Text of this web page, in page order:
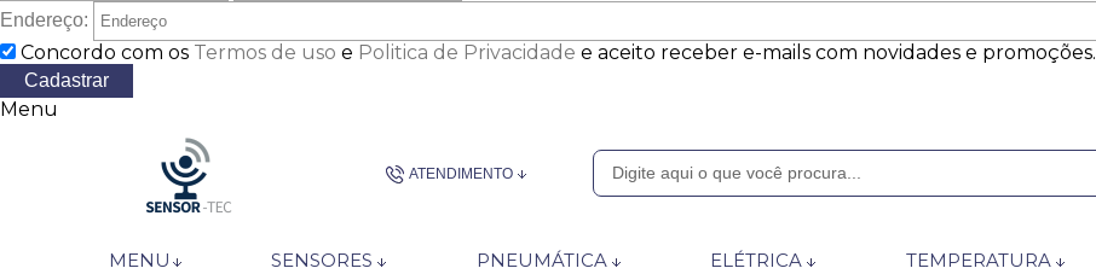
Endereço:
Concordo com os Termos de uso e Politica de Privacidade e aceito receber e-mails com novidades e promoções.
Cadastrar
Menu
ATENDIMENTO
MENU SENSORES PNEUMÁTICA ELÉTRICA TEMPERATURA